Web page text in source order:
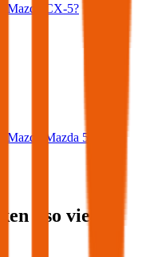
Mazda CX-5?
Mazda 5?
- so viel